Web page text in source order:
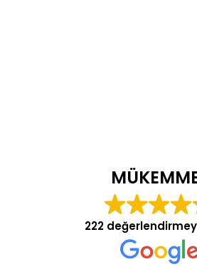
222